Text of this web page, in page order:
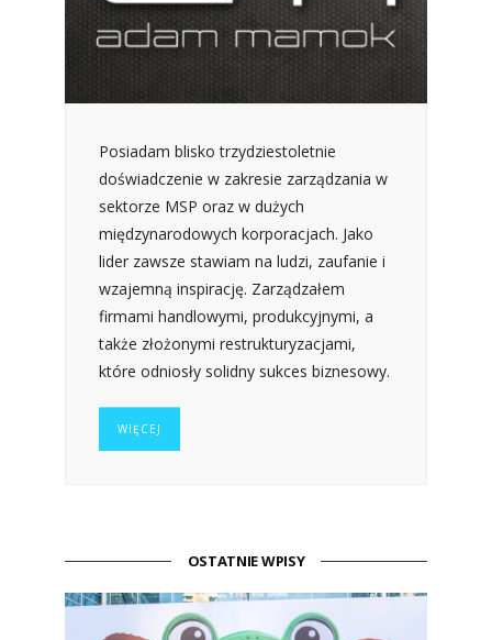
Posiadam blisko trzydziestoletnie
doświadczenie w zakresie zarządzania w
sektorze MSP oraz w dużych
międzynarodowych korporacjach. Jako
lider zawsze stawiam na ludzi, zaufanie i
wzajemną inspirację. Zarządzałem
firmami handlowymi, produkcyjnymi, a
także złożonymi restrukturyzacjami,
które odniosły solidny sukces biznesowy.
WIĘCEJ
OSTATNIE WPISY